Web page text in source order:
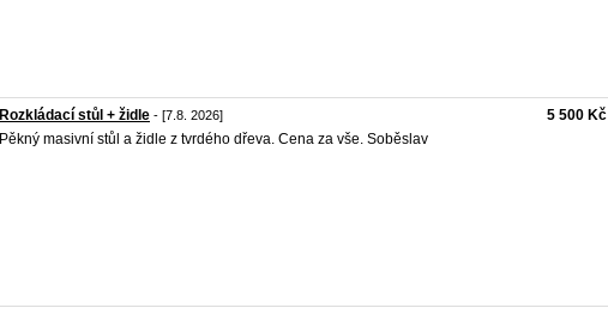
Rozkládací stůl + židle - [7.8. 2026]
Pěkný masivní stůl a židle z tvrdého dřeva. Cena za vše. Soběslav
5 500 Kč